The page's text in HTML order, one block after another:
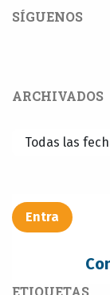
SÍGUENOS
ARCHIVADOS
Entra​​​​